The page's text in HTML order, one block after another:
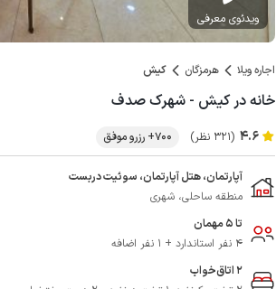
ویدئوی معرفی
اجاره ویلا هرمزگان کیش
خانه در کیش - شهرک صدف
4.6 (321 نظر) 700+ رزرو موفق
آپارتمان، هتل آپارتمان، سوئیت دربست
منطقه ساحلی، شهری
تا 5 مهمان
4 نفر استاندارد + 1 نفر اضافه
2 اتاق‌خواب